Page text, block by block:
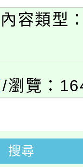
、30在
桃園電
動會8/
池舉行。
戶享有免
低收入戶
及科技
容類型
/瀏覽：
搜尋